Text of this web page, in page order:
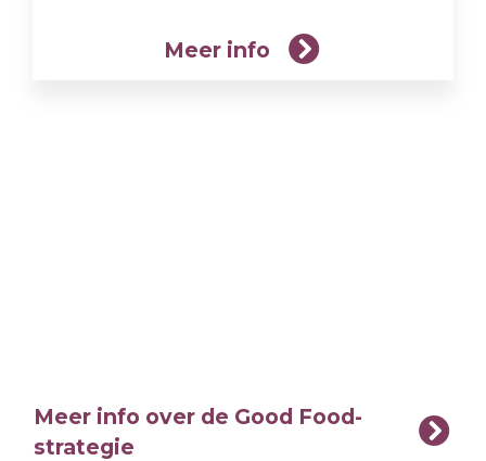
Meer info
Meer info over de Good Food-
strategie